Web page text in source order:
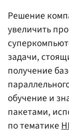
Решение
увеличить
задачи,
получение
обучение и
пакетами,
по тематике